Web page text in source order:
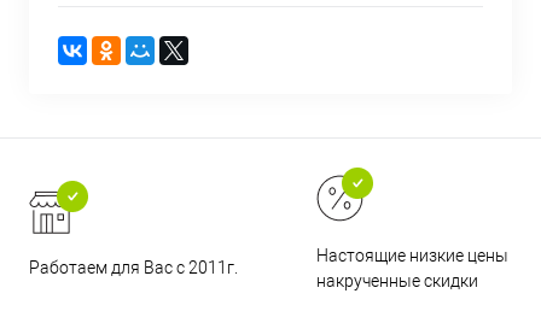
Работаем для Вас с 2011г.
Настоящие низкие цены и
накрученные скидки